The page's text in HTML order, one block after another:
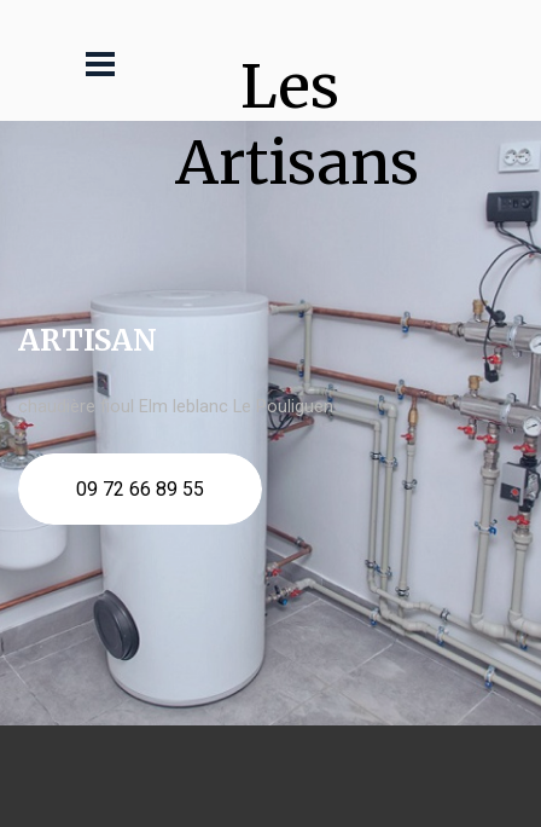
Les
Artisans
ARTISAN
chaudière fioul Elm leblanc Le Pouliguen
09 72 66 89 55